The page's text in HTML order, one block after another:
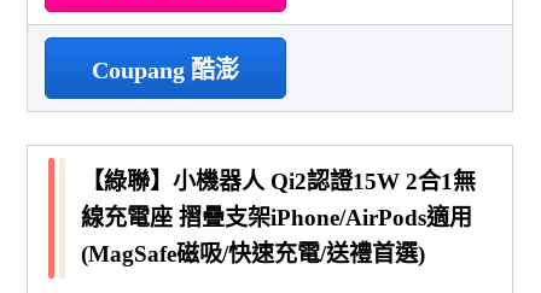
Coupang 酷澎
【綠聯】小機器人 Qi2認證15W 2合1無
線充電座 摺疊支架iPhone/AirPods適用
(MagSafe磁吸/快速充電/送禮首選)